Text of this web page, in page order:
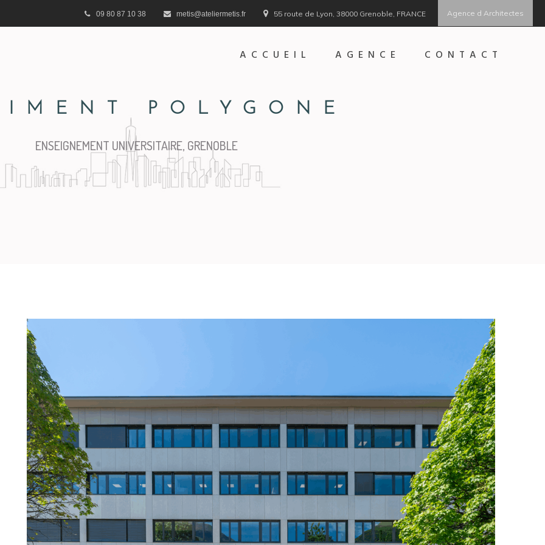
09 80 87 10 38 metis@ateliermetis.fr 55 route de Lyon, 38000 Grenoble, FRANCE Agence d Architectes
ACCUEIL AGENCE CONTACT
POLYGONE
ENSEIGNEMENT UNIVERSITAIRE, GRENOBLE